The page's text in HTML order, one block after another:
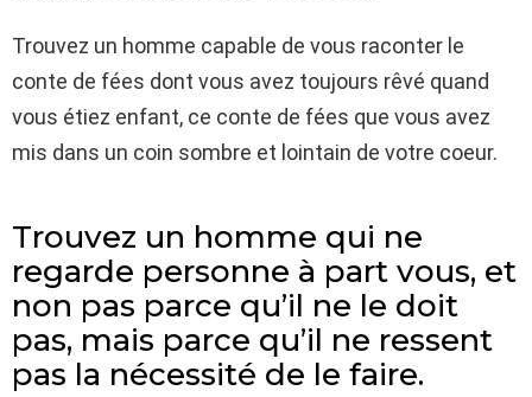
Trouvez un homme capable de vous raconter le
conte de fées dont vous avez toujours rêvé quand
vous étiez enfant, ce conte de fées que vous avez
mis dans un coin sombre et lointain de votre coeur.
Trouvez un homme qui ne
regarde personne à part vous, et
non pas parce qu’il ne le doit
pas, mais parce qu’il ne ressent
pas la nécessité de le faire.